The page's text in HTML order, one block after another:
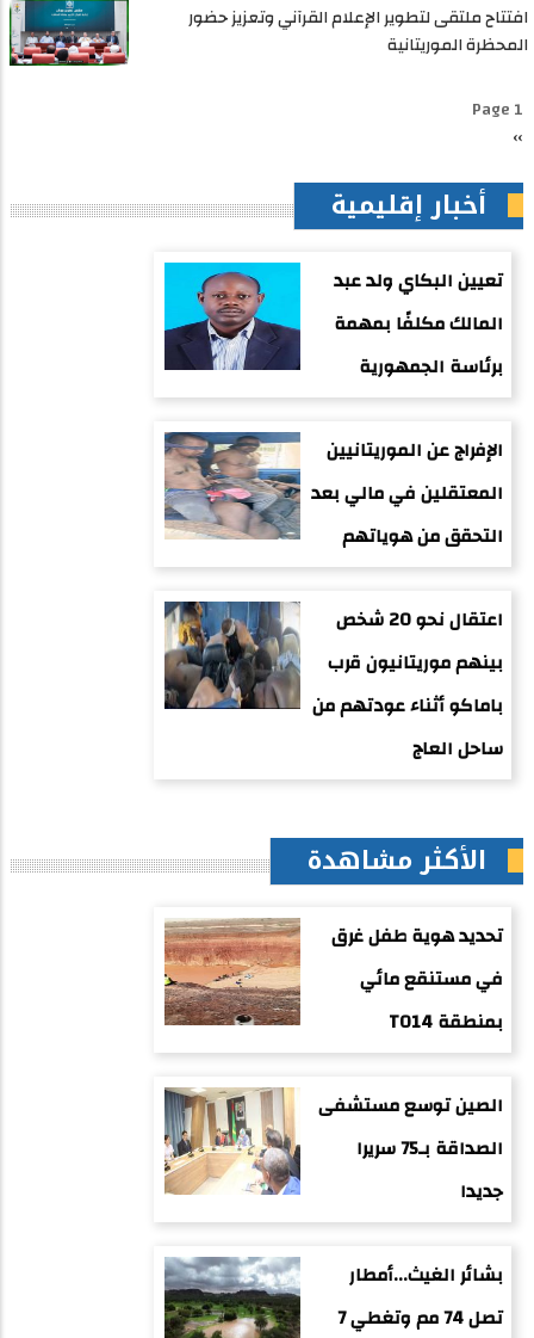
افتتاح ملتقى لتطوير الإعلام القرآني وتعزيز حضور
المحظرة الموريتانية
Pagination
Page 1
الصفحة
››
أخبار إقليمية
تعيين البكاي ولد عبد
المالك مكلفًا بمهمة
برئاسة الجمهورية
الإفراج عن الموريتانيين
المعتقلين في مالي بعد
التحقق من هوياتهم
اعتقال نحو 20 شخص
بينهم موريتانيون قرب
باماكو أثناء عودتهم من
ساحل العاج
الأكثر مشاهدة
تحديد هوية طفل غرق
في مستنقع مائي
بمنطقة TO14
الصين توسع مستشفى
الصداقة بـ75 سريرا
جديدا
بشائر الغيث...أمطار
تصل 74 مم وتغطي 7